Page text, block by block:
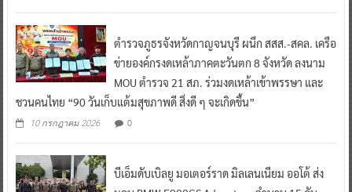
ตำรวจภูธรจังหวัดกาญจนบุรี ผนึก สสส.-สคล. เครือ
ข่ายองค์กรงดเหล้าภาคตะวันตก 8 จังหวัด ลงนาม
MOU ตำรวจ 21 สภ. ร่วมงดเหล้าเข้าพรรษา และ
ชวนคนไทย “90 วันเก็บแต้มสุขภาพดี สิ่งดี ๆ จะเกิดขึ้น”
10 กรกฎาคม 2026 0
บีเอ็มดับเบิลยู มอเตอร์ราด มิลเลนเนียม ออโต้ ส่ง